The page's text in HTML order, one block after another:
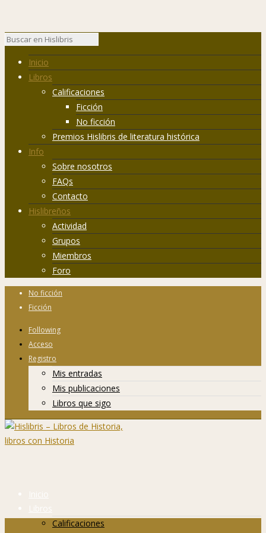
Inicio
Libros
Calificaciones
Ficción
No ficción
Premios Hislibris de literatura histórica
Info
Sobre nosotros
FAQs
Contacto
Hislibreños
Actividad
Grupos
Miembros
Foro
No ficción
Ficción
Following
Acceso
Registro
Mis entradas
Mis publicaciones
Libros que sigo
Inicio
Libros
Calificaciones